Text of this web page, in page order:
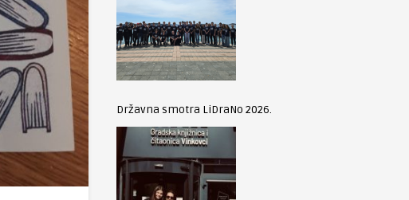
Državna smotra LiDraNo 2026.